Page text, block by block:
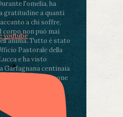
l'omelia, ha
gratitudine a quanti
a chi soffre,
corpo non può mai
.Tutto è stato
Pastorale della
e ha visto
Garfagnana centinaia
volontari e persone
youtube